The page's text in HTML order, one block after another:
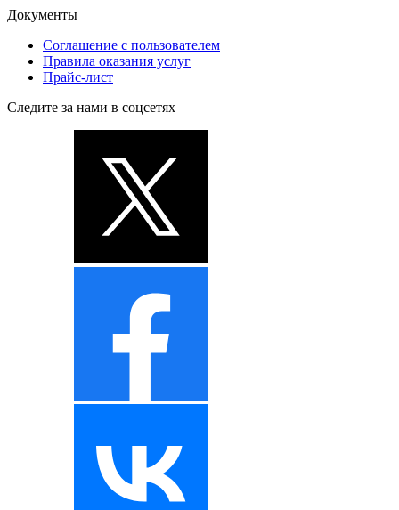
Документы
Соглашение с пользователем
Правила оказания услуг
Прайс-лист
Следите за нами в соцсетях